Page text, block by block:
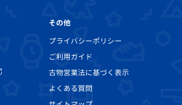
その他
プライバシーポリシー
ご利用ガイド
古物営業法に基づく表示
よくある質問